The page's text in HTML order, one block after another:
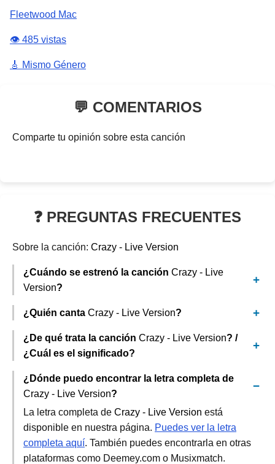
Fleetwood Mac
👁️ 485 vistas
🎸 Mismo Género
💬 COMENTARIOS
Comparte tu opinión sobre esta canción
❓ PREGUNTAS FRECUENTES
Sobre la canción: Crazy - Live Version
¿Cuándo se estrenó la canción Crazy - Live
Version?
¿Quién canta Crazy - Live Version?
¿De qué trata la canción Crazy - Live Version? /
¿Cuál es el significado?
¿Dónde puedo encontrar la letra completa de
Crazy - Live Version?
La letra completa de Crazy - Live Version está
disponible en nuestra página. Puedes ver la letra
completa aquí. También puedes encontrarla en otras
plataformas como Deemey.com o Musixmatch.